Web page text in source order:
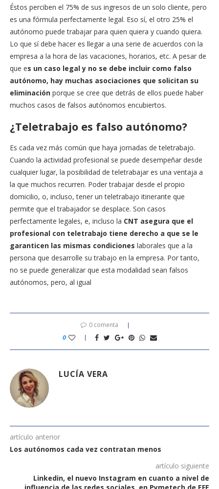
Éstos perciben el 75% de sus ingresos de un solo cliente, pero
es una fórmula perfectamente legal. Eso sí, el otro 25% el
autónomo puede trabajar para quien quiera y cuando quiera.
Lo que sí debe hacer es llegar a una serie de acuerdos con la
empresa a la hora de las vacaciones, horarios, etc. A pesar de
que es un caso legal y no se debe incluir como falso
autónomo, hay muchas asociaciones que solicitan su
eliminación porque se cree que detrás de ellos puede haber
muchos casos de falsos autónomos encubiertos.
¿Teletrabajo es falso autónomo?
Es cada vez más común que haya jornadas de teletrabajo.
Cuando la actividad profesional se puede desempeñar desde
cualquier lugar, la posibilidad de teletrabajar es una ventaja a
la que muchos recurren. Poder trabajar desde el propio
domicilio, o, incluso, tener un teletrabajo itinerante que
permite que el trabajador se desplace. Son casos
perfectamente legales, e, incluso la CNT asegura que el
profesional con teletrabajo tiene derecho a que se le
garanticen las mismas condiciones laborales que a la
persona que desarrolle su trabajo en la empresa. Por tanto,
no se puede generalizar que esta modalidad sean falsos
autónomos, pero, al igual
0 comenta
0
LUCÍA VERA
artículo anterior
Los autónomos cada vez contratan menos
artículo siguiente
Linkedin, el nuevo Instagram en cuanto a nivel de
influencia de las redes sociales, en Pymetech de EFE